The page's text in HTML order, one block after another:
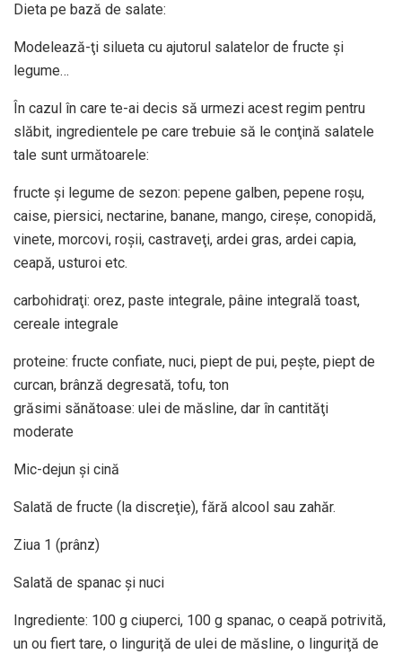
Dieta pe bază de salate:
Modelează-ţi silueta cu ajutorul salatelor de fructe şi
legume…
În cazul în care te-ai decis să urmezi acest regim pentru
slăbit, ingredientele pe care trebuie să le conţină salatele
tale sunt următoarele:
fructe şi legume de sezon: pepene galben, pepene roşu,
caise, piersici, nectarine, banane, mango, cireşe, conopidă,
vinete, morcovi, roşii, castraveţi, ardei gras, ardei capia,
ceapă, usturoi etc.
carbohidraţi: orez, paste integrale, pâine integrală toast,
cereale integrale
proteine: fructe confiate, nuci, piept de pui, peşte, piept de
curcan, brânză degresată, tofu, ton
grăsimi sănătoase: ulei de măsline, dar în cantităţi
moderate
Mic-dejun şi cină
Salată de fructe (la discreţie), fără alcool sau zahăr.
Ziua 1 (prânz)
Salată de spanac şi nuci
Ingrediente: 100 g ciuperci, 100 g spanac, o ceapă potrivită,
un ou fiert tare, o linguriţă de ulei de măsline, o linguriţă de